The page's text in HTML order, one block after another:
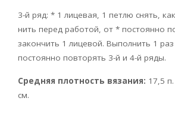
3-й ряд: * 1 лицевая, 1 петлю снять,
нить перед работой, от * постоянно
закончить 1 лицевой. Выполнить 1
постоянно повторять 3-й и 4-й ряды.
Средняя плотность вязания: 17,5
см.